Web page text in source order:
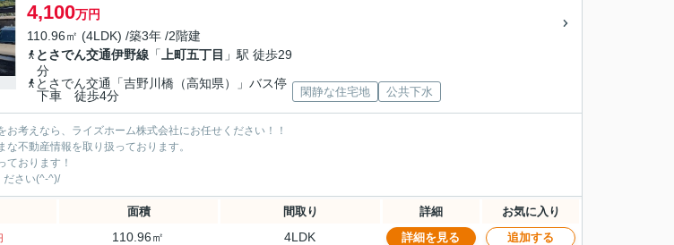
4,100万円
110.96㎡ (4LDK) /築3年 /2階建
とさでん交通伊野線 「 上町五丁目 」駅 徒歩29
分
とさでん交通「吉野川橋（高知県）」バス停
下車 徒歩4分
閑静な住宅地 公共下水
考えなら、ライズホーム株式会社にお任せください！！
不動産情報を取り扱っております。
ております！
ださい‍(^-^)/
面積 間取り 詳細 お気に入り
110.96㎡ 4LDK 詳細を見る 追加する